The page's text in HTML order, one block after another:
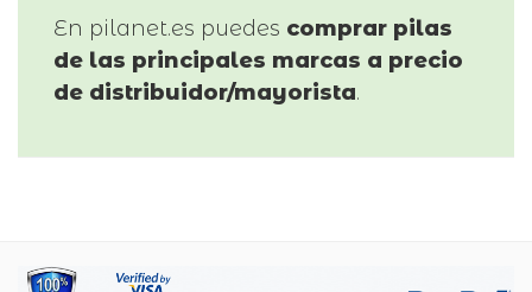
En pilanet.es puedes comprar pilas
de las principales marcas a precio
de distribuidor/mayorista.